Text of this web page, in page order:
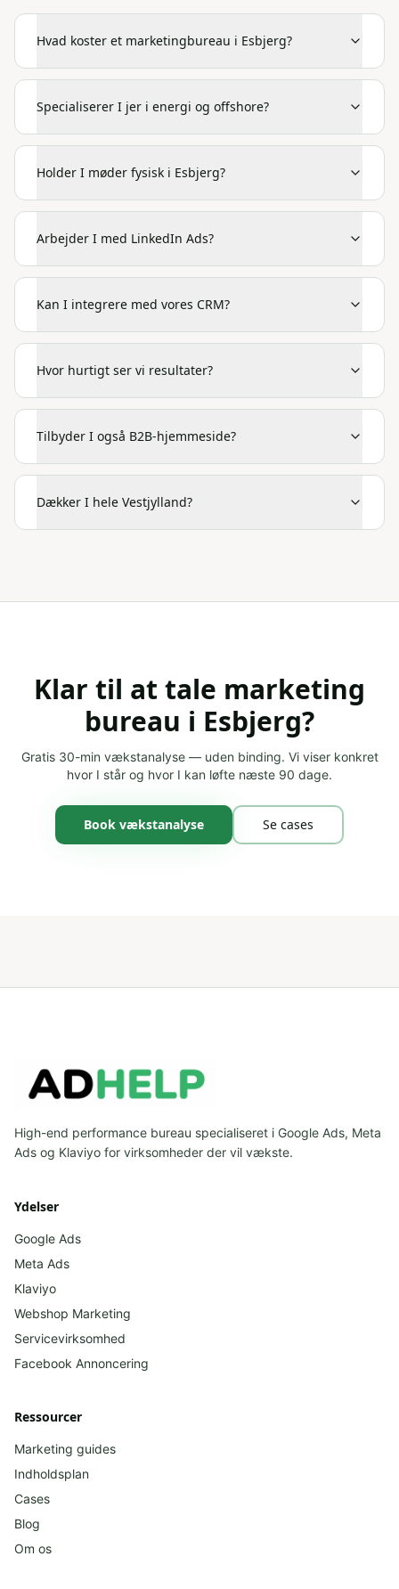
Hvad koster et marketingbureau i Esbjerg?
Specialiserer I jer i energi og offshore?
Holder I møder fysisk i Esbjerg?
Arbejder I med LinkedIn Ads?
Kan I integrere med vores CRM?
Hvor hurtigt ser vi resultater?
Tilbyder I også B2B-hjemmeside?
Dækker I hele Vestjylland?
Klar til at tale marketing
bureau i Esbjerg?
Gratis 30-min vækstanalyse — uden binding. Vi viser konkret
hvor I står og hvor I kan løfte næste 90 dage.
Book vækstanalyse Se cases
High-end performance bureau specialiseret i Google Ads, Meta
Ads og Klaviyo for virksomheder der vil vækste.
Ydelser
Google Ads
Meta Ads
Klaviyo
Webshop Marketing
Servicevirksomhed
Facebook Annoncering
Ressourcer
Marketing guides
Indholdsplan
Cases
Blog
Om os